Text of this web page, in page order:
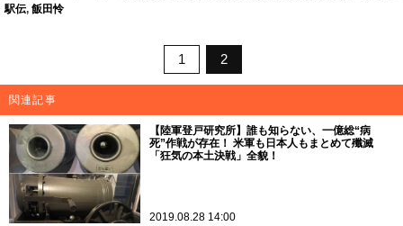
駅伝, 飯田怜
1 2
関連記事
【陸軍登戸研究所】誰も知らない、一億総“病
死”作戦が存在！ 米軍も日本人もまとめて殲滅
「狂気の本土決戦」全貌！
2019.08.28 14:00